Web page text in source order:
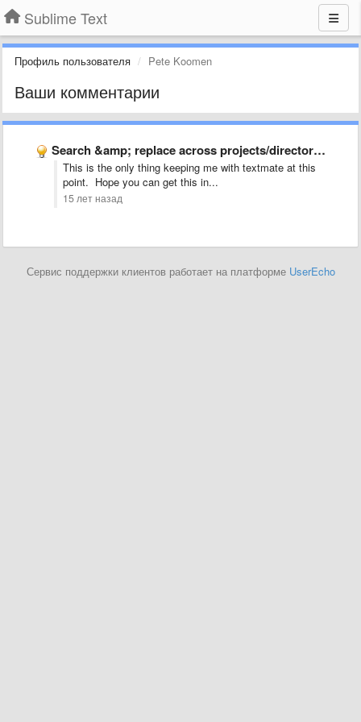
Sublime Text
Профиль пользователя Pete Koomen
Ваши комментарии
Search &amp; replace across projects/directories
This is the only thing keeping me with textmate at this
point. Hope you can get this in...
15 лет назад
Сервис поддержки клиентов работает на платформе UserEcho